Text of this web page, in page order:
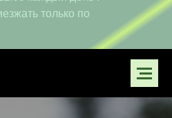
только по